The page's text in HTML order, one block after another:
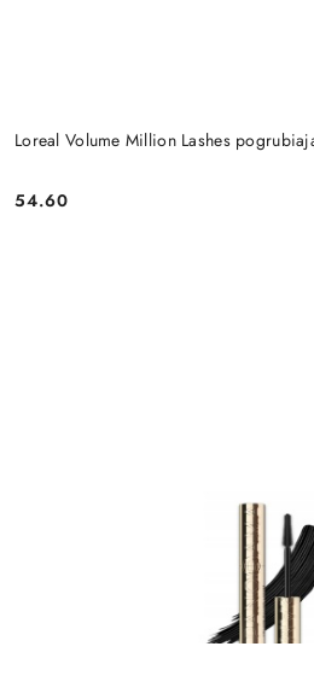
Loreal Volume Million Lashes
Cena:
54.60